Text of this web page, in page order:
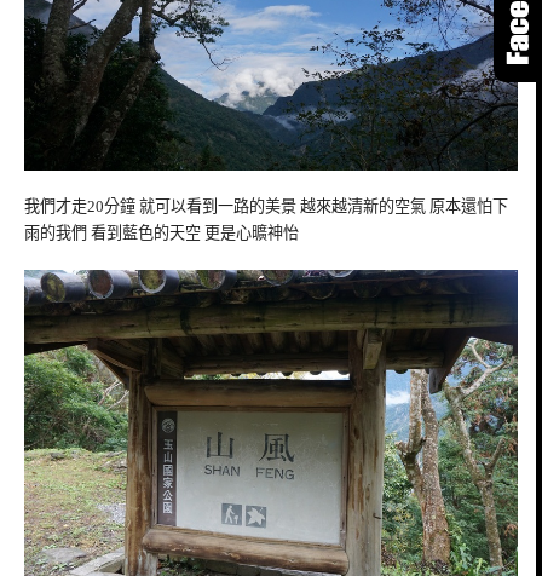
我們才走20分鐘 就可以看到一路的美景 越來越清新的空氣 原本還怕下
雨的我們 看到藍色的天空 更是心曠神怡